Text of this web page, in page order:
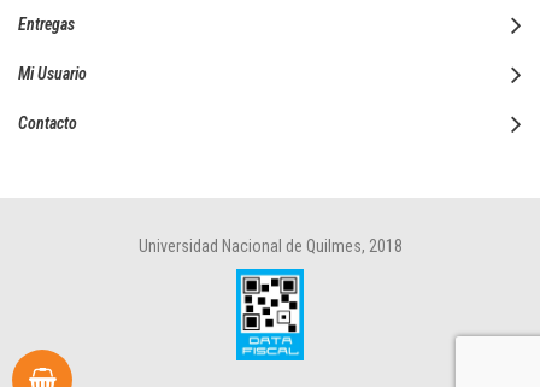
Entregas
Mi Usuario
Contacto
Universidad Nacional de Quilmes, 2018